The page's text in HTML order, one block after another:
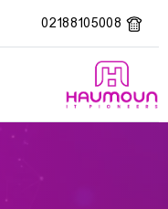
02188105008